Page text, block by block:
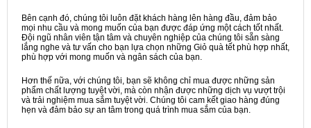
Bên cạnh đó, chúng tôi luôn đặt khách hàng lên hàng đầu, đảm bảo
mọi nhu cầu và mong muốn của bạn được đáp ứng một cách tốt nhất.
Đội ngũ nhân viên tận tâm và chuyên nghiệp của chúng tôi sẵn sàng
lắng nghe và tư vấn cho bạn lựa chọn những Giỏ quà tết phù hợp nhất,
phù hợp với mong muốn và ngân sách của bạn.
Hơn thế nữa, với chúng tôi, bạn sẽ không chỉ mua được những sản
phẩm chất lượng tuyệt vời, mà còn nhận được những dịch vụ vượt trội
và trải nghiệm mua sắm tuyệt vời. Chúng tôi cam kết giao hàng đúng
hẹn và đảm bảo sự an tâm trong quá trình mua sắm của bạn.